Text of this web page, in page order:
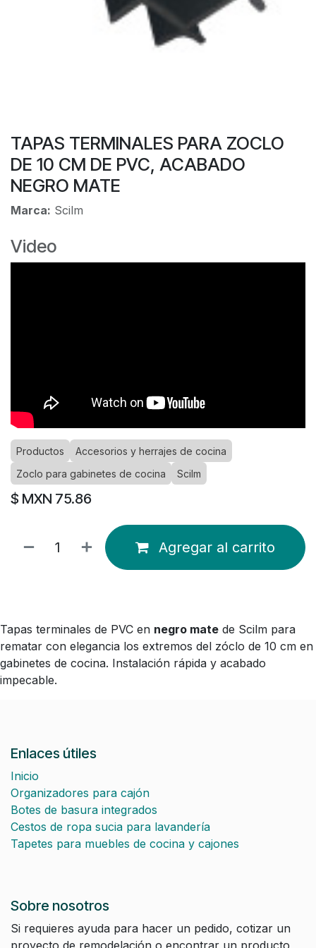
TAPAS TERMINALES PARA ZOCLO
DE 10 CM DE PVC, ACABADO
NEGRO MATE
Marca: Scilm
Video
Productos
Accesorios y herrajes de cocina
Zoclo para gabinetes de cocina
Scilm
$ MXN 75.86
Agregar al carrito
Tapas terminales de PVC en negro mate de Scilm para
rematar con elegancia los extremos del zóclo de 10 cm en
gabinetes de cocina. Instalación rápida y acabado
impecable.
Enlaces útiles
Inicio
Organizadores para cajón
Botes de basura integrados
Cestos de ropa sucia para lavandería
Tapetes para muebles de cocina y cajones
Sobre nosotros
Si requieres ayuda para hacer un pedido, cotizar un